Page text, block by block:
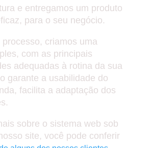
e entregamos um produto
para o seu negócio.
processo, criamos uma
com as principais
adequadas à rotina da sua
garante a usabilidade do
facilita a adaptação dos
sobre o sistema web sob
site, você pode conferir